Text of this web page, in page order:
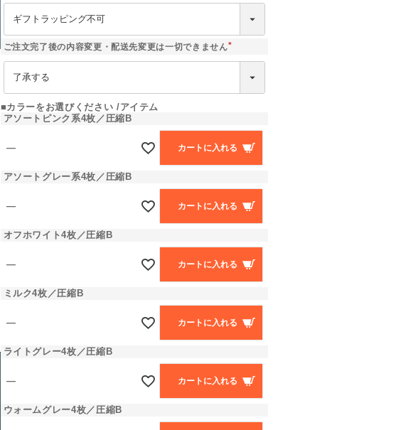
必
ご注文完了後の内容変更・配送先変更は一切できません
必
■カラーをお選びください
アイテム
アソートピンク系4枚／圧縮B
― カートに入れる
アソートグレー系4枚／圧縮B
― カートに入れる
オフホワイト4枚／圧縮B
― カートに入れる
ミルク4枚／圧縮B
― カートに入れる
ライトグレー4枚／圧縮B
― カートに入れる
ウォームグレー4枚／圧縮B